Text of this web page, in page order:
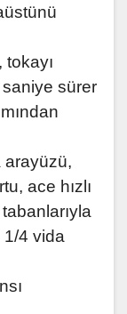
sürer
arayüzü,
ace hızlı
1/4 vida